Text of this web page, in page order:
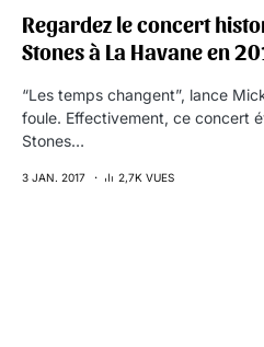
Regardez le concert
Stones à La Havane en
“Les temps changent”, lance
foule. Effectivement, ce concert
Stones…
3 JAN. 2017 2,7K VUES